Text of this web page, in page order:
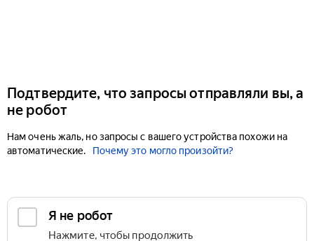
Подтвердите, что запросы отправляли вы, а
не робот
Нам очень жаль, но запросы с вашего устройства похожи на
автоматические.
Почему это могло произойти?